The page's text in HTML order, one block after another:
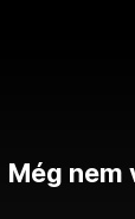
Még